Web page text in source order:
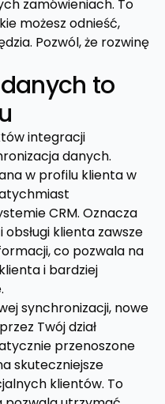
zamówieniach. To
możesz odnieść,
Pozwól, że rozwinę
to
integracji
danych.
w profilu klienta w
CRM. Oznacza
obsługi klienta zawsze
co pozwala na
i bardziej
synchronizacji, nowe
Twój dział
przenoszone
skuteczniejsze
klientów. To